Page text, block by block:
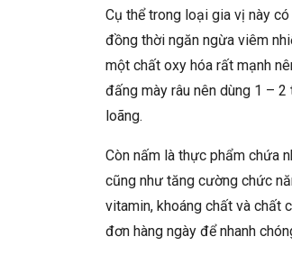
Cụ thể trong loại gia vị này
đồng thời ngăn ngừa viêm
một chất oxy hóa rất mạnh
đấng mày râu nên dùng 1 –
loãng.
Còn nấm là thực phẩm chứa
cũng như tăng cường chức
vitamin, khoáng chất và chất
đơn hàng ngày để nhanh